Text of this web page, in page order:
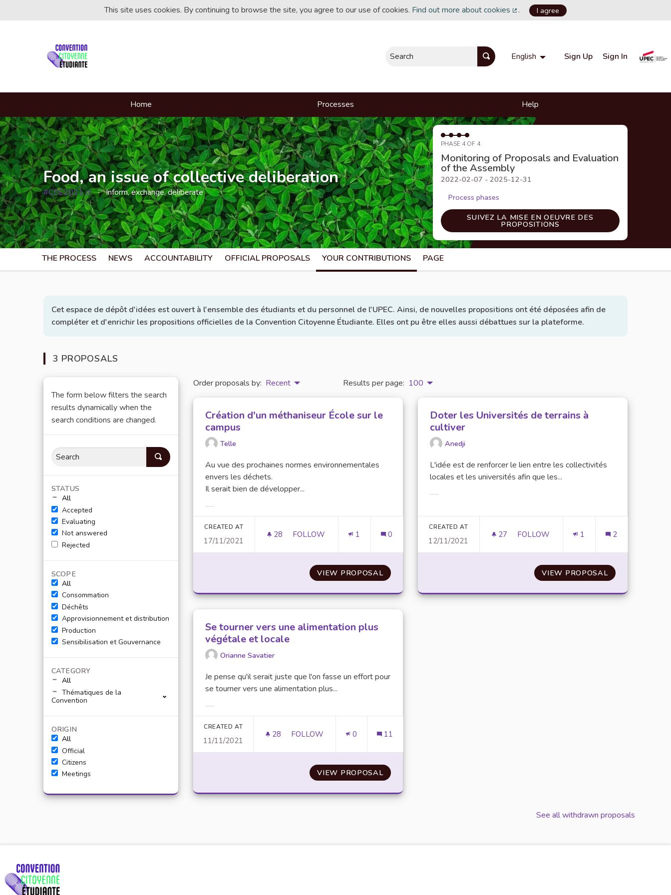
This site uses cookies. By continuing to browse the site, you agree to our use of cookies. Find out more about cookies
(External link)
. I agree
Search English Choisir la langue Choose language
Sign Up Sign In
Home Processes Help
Food, an issue of collective deliberation
#CCE2021
(External link)
Inform, exchange, deliberate
PHASE 4 OF 4
Monitoring of Proposals and Evaluation
of the Assembly
2022-02-07 - 2025-12-31
Process phases
SUIVEZ LA MISE EN OEUVRE DES
PROPOSITIONS
THE PROCESS NEWS ACCOUNTABILITY OFFICIAL PROPOSALS YOUR CONTRIBUTIONS PAGE
Cet espace de dépôt d'idées est ouvert à l'ensemble des étudiants et du personnel de l'UPEC. Ainsi, de nouvelles propositions ont été déposées afin de
compléter et d'enrichir les propositions officielles de la Convention Citoyenne Étudiante. Elles ont pu être elles aussi débattues sur la plateforme.
3 PROPOSALS
The form below filters the search
results dynamically when the
search conditions are changed.
STATUS
All
Accepted
Evaluating
Not answered
Rejected
SCOPE
All
Consommation
Déchêts
Approvisionnement et distribution
Production
Sensibilisation et Gouvernance
CATEGORY
All
Thématiques de la
Convention
ORIGIN
All
Official
Citizens
Meetings
Order proposals by: Recent Results per page: 100
Création d'un méthaniseur École sur le
campus
Telle
Au vue des prochaines normes environnementales
envers les déchets.
Il serait bien de développer...
CREATED AT
17/11/2021
28 28 FOLLOWERS
FOLLOW
CRÉATION D'UN MÉTHANISEUR ÉCOLE SUR LE CAMPUS
1 0
VIEW PROPOSALCRÉATION D'UN MÉTHANISEUR ÉCOLE SUR LE CAMPUS
Doter les Universités de terrains à
cultiver
Anedji
L'idée est de renforcer le lien entre les collectivités
locales et les universités afin que les...
CREATED AT
12/11/2021
27 27 FOLLOWERS
FOLLOW 1 2
VIEW PROPOSALDOTER LES
Se tourner vers une alimentation plus
végétale et locale
Orianne Savatier
Je pense qu'il serait juste que l'on fasse un effort pour
se tourner vers une alimentation plus...
CREATED AT
11/11/2021
28 28 FOLLOWERS
FOLLOW 0 11
VIEW PROPOSALSE TOURNER VERS UNE ALIMENTATION PLUS VÉGÉTALE ET LOCALE
See all withdrawn proposals